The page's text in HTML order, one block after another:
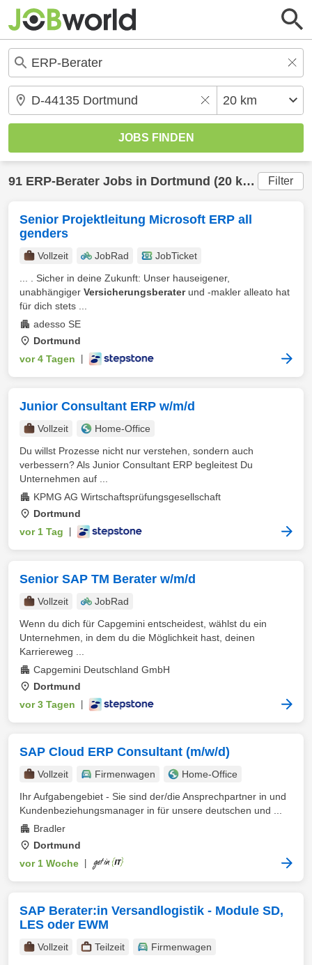
91 ERP-Berater Jobs in Dortmund (20 km) gefunden Filter
Senior Projektleitung Microsoft ERP all
genders
Vollzeit JobRad
JobTicket
... . Sicher in deine Zukunft: Unser hauseigener,
unabhängiger Versicherungsberaterund -makler alleato hat
für dich stets ...
adesso SE
Dortmund
vor 4 Tagen
Junior Consultant ERP w/m/d
Vollzeit
Home-Office
Du willst Prozesse nicht nur verstehen, sondern auch
verbessern? Als Junior Consultant ERP begleitest Du
Unternehmen auf ...
KPMG AG Wirtschaftsprüfungsgesellschaft
Dortmund
vor 1 Tag
Senior SAP TM Berater w/m/d
Vollzeit
JobRad
Wenn du dich für Capgemini entscheidest, wählst du ein
Unternehmen, in dem du die Möglichkeit hast, deinen
Karriereweg ...
Capgemini Deutschland GmbH
Dortmund
vor 3 Tagen
SAP Cloud ERP Consultant (m/w/d)
Vollzeit Firmenwagen
Home-Office
Ihr Aufgabengebiet - Sie sind der/die Ansprechpartner in und
Kundenbeziehungsmanager in für unsere deutschen und ...
Bradler
Dortmund
vor 1 Woche
SAP Berater:in Versandlogistik - Module SD,
LES oder EWM
Vollzeit Teilzeit
Firmenwagen